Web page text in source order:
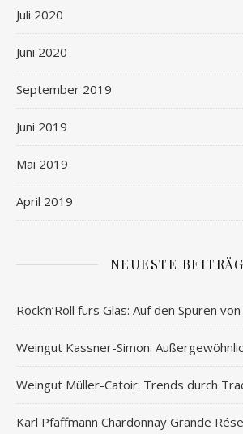
Juli 2020
Juni 2020
September 2019
Juni 2019
Mai 2019
April 2019
NEUESTE
Rock’n’Roll fürs Glas: Auf den Spuren
Weingut Kassner-Simon:
Weingut Müller-Catoir: Trends durch
Karl Pfaffmann Chardonnay Grande